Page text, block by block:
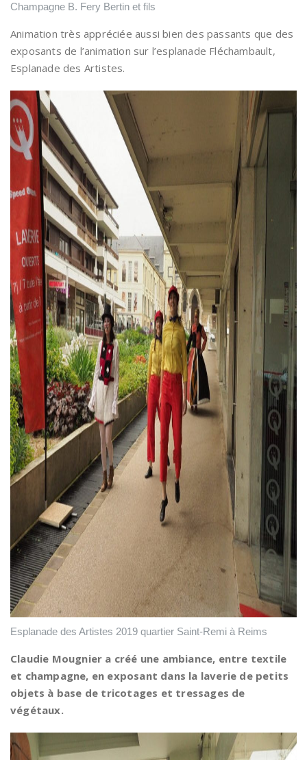
Champagne B. Fery Bertin et fils
Animation très appréciée aussi bien des passants que des
exposants de l’animation sur l’esplanade Fléchambault,
Esplanade des Artistes.
Esplanade des Artistes 2019 quartier Saint-Remi à Reims
Claudie Mougnier a créé une ambiance, entre textile
et champagne, en exposant dans la laverie de petits
objets à base de tricotages et tressages de
végétaux.